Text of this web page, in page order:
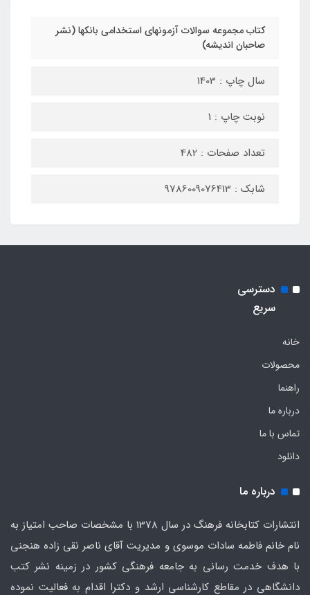
کتاب مجموعه سوالات آزمونهای استخدامی بانکها (نشر
صاحبان اندیشه)
سال چاپ : 1403
نوبت چاپ : 1
تعداد صفحات : 482
شابک : 9786009076413
دسترسی
سریع
خانه
محصولات
راهنما
درباره ما
تماس با ما
دانلود
درباره ما
انتشارات کتابخانه فرهنگ در سال 1378 با مشخصات صاحب امتیاز به
نام خانم فاطمه سادات موسوی و مدیریت آقای ناصر نقی زاده هنجنی
با هدف خدمت رسانی به جامعه فرهنگی کشور در زمینه نشر کتب
دانشگاهی در مقاطع کارشناسی ارشد و دکترا اقدام به فعالیت نموده